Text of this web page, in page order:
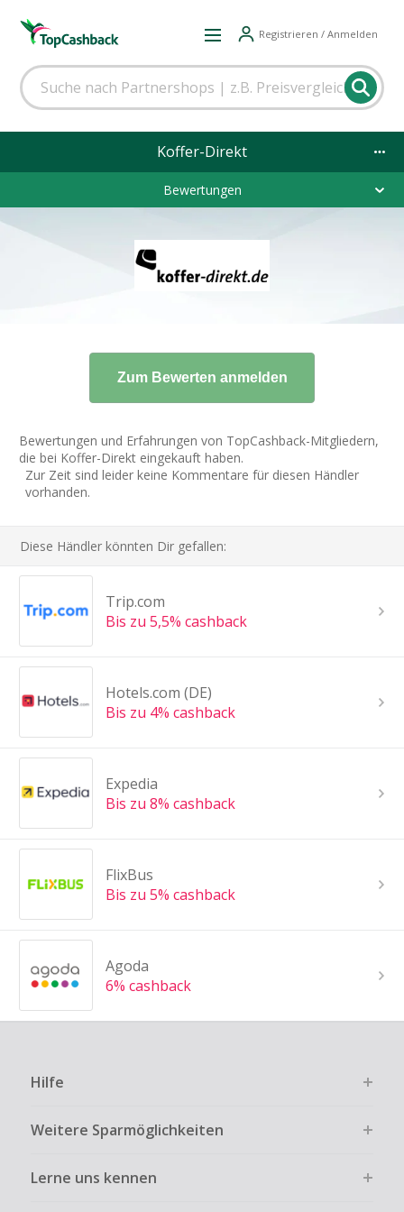
Registrieren / Anmelden
Koffer-Direkt
Bewertungen
Bewertungen und Erfahrungen von TopCashback-Mitgliedern,
die bei Koffer-Direkt eingekauft haben.
Zur Zeit sind leider keine Kommentare für diesen Händler
vorhanden.
Diese Händler könnten Dir gefallen:
Trip.com
Bis zu 5,5% cashback
Hotels.com (DE)
Bis zu 4% cashback
Expedia
Bis zu 8% cashback
FlixBus
Bis zu 5% cashback
Agoda
6% cashback
Hilfe
Weitere Sparmöglichkeiten
Lerne uns kennen